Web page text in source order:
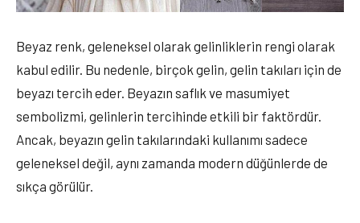
Beyaz renk, geleneksel olarak gelinliklerin rengi olarak
kabul edilir. Bu nedenle, birçok gelin, gelin takıları için de
beyazı tercih eder. Beyazın saflık ve masumiyet
sembolizmi, gelinlerin tercihinde etkili bir faktördür.
Ancak, beyazın gelin takılarındaki kullanımı sadece
geleneksel değil, aynı zamanda modern düğünlerde de
sıkça görülür.